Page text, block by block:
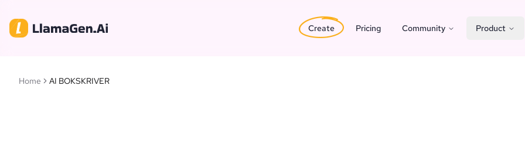
Create Pricing Community Product
Home AI BOKSKRIVER